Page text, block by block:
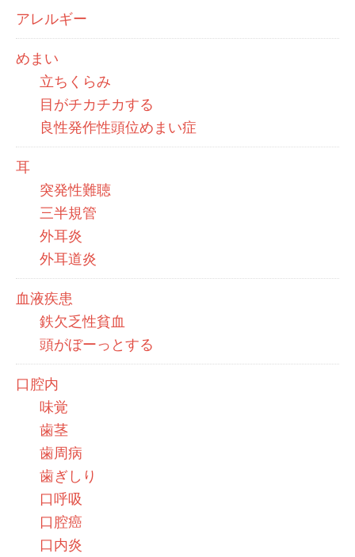
アレルギー
めまい
立ちくらみ
目がチカチカする
良性発作性頭位めまい症
耳
突発性難聴
三半規管
外耳炎
外耳道炎
血液疾患
鉄欠乏性貧血
頭がぼーっとする
口腔内
味覚
歯茎
歯周病
歯ぎしり
口呼吸
口腔癌
口内炎